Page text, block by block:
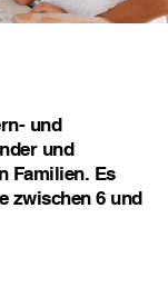
und
und
Familien. Es
zwischen 6 und